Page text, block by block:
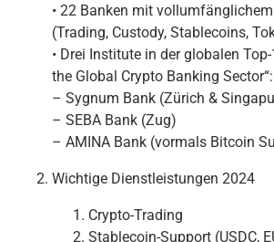
• 22 Banken mit
(Trading, Custody, Stablecoins,
• Drei Institute in der globalen
the Global Crypto Banking Sector“:
– Sygnum Bank (Zürich &
– SEBA Bank (Zug)
– AMINA Bank (vormals Bitcoin
Wichtige Dienstleistungen 2024
Crypto-Trading
Stablecoin-Support (USDC,